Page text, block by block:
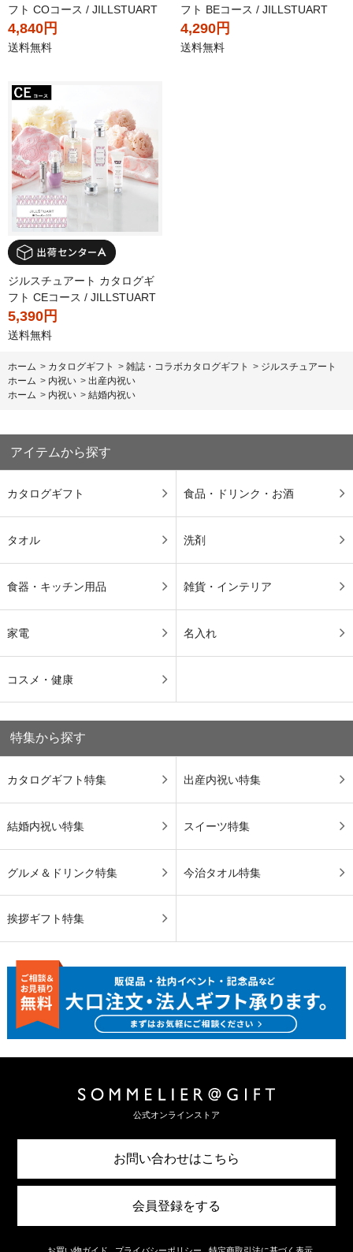
フト COコース / JILLSTUART
4,840円
送料無料
フト BEコース / JILLSTUART
4,290円
送料無料
ジルスチュアート カタログギ
フト CEコース / JILLSTUART
5,390円
送料無料
ホーム > カタログギフト > 雑誌・コラボカタログギフト > ジルスチュアート
ホーム > 内祝い > 出産内祝い
ホーム > 内祝い > 結婚内祝い
アイテムから探す
カタログギフト 食品・ドリンク・お酒
タオル 洗剤
食器・キッチン用品 雑貨・インテリア
家電 名入れ
コスメ・健康
特集から探す
カタログギフト特集 出産内祝い特集
結婚内祝い特集 スイーツ特集
グルメ＆ドリンク特集 今治タオル特集
挨拶ギフト特集
公式オンラインストア
お問い合わせはこちら
会員登録をする